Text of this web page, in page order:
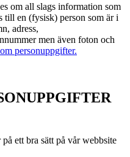
om all slags information som
en (fysisk) person som är i
adress,
men även foton och
personuppgifter.
ett bra sätt på vår webbsite